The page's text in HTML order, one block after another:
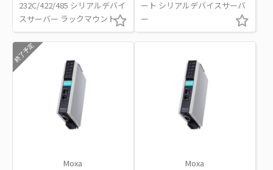
232C/422/485 シリアルデバイ
スサーバー ラックマウント
ート シリアルデバイスサーバ
ー
終了予定
Moxa Moxa